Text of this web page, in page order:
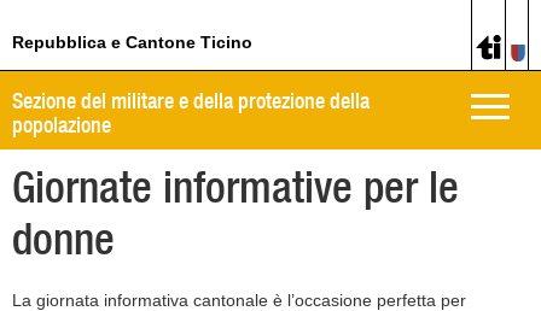
Repubblica e Cantone Ticino
Toggle
Sezione del militare e della protezione della
popolazione
Giornate informative per le
donne
La giornata informativa cantonale è l’occasione perfetta per